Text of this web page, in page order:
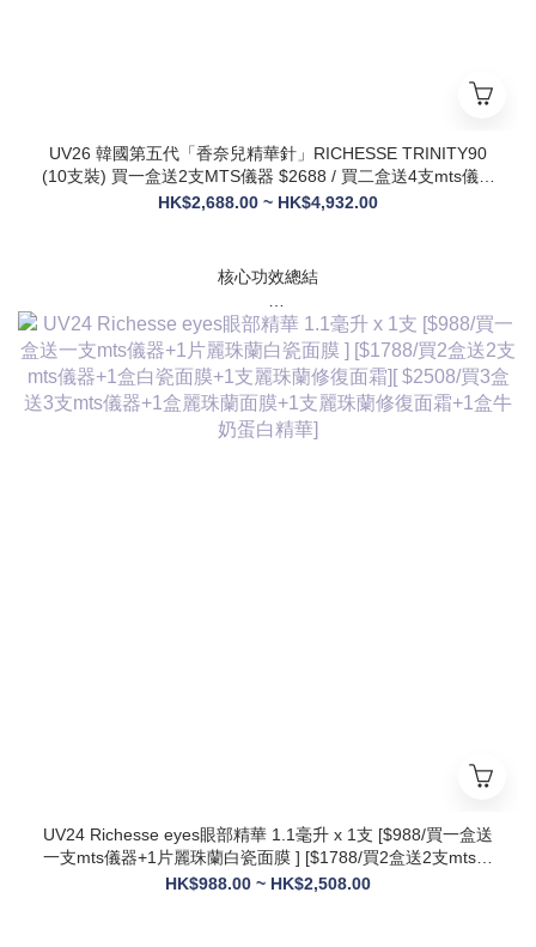
UV26 韓國第五代「香奈兒精華針」RICHESSE TRINITY90
(10支裝) 買一盒送2支MTS儀器 $2688 / 買二盒送4支mts儀器
+1盒麗珠蘭面膜+1支麗珠蘭修復面霜 $3288
HK$2,688.00 ~ HK$4,932.00
核心功效總結
✅ 膠原新生：促進膠原蛋白合成，改善皮膚自然代謝，淡化皺
紋、緊致輪廓
✅ 修護煥膚：改善痤瘡疤痕、色素沈著，修復受損肌膚屏障
✅ 營養供給：為皮膚提供全方位營養，增強彈性與光澤感
✅ 水潤亮白：深層補水鎖水，提亮膚色，讓肌膚通透飽滿
✅ 抗衰維穩：調節皮膚狀態，改善敏感與暗沈，維持健康年輕
UV24 Richesse eyes眼部精華 1.1毫升 x 1支 [$988/買一盒送
一支mts儀器+1片麗珠蘭白瓷面膜 ] [$1788/買2盒送2支mts儀
器+1盒白瓷面膜+1支麗珠蘭修復面霜][ $2508/買3盒送3支mts
HK$988.00 ~ HK$2,508.00